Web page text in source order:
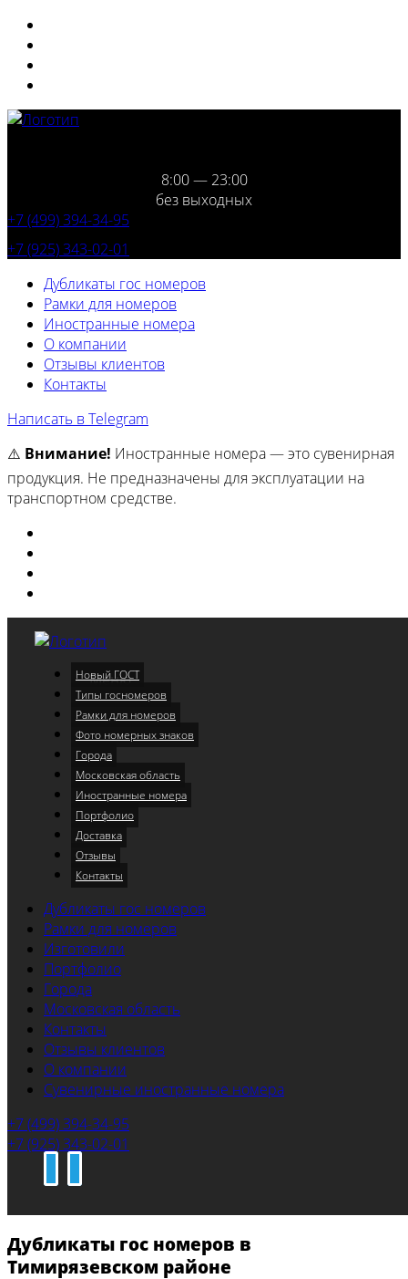
8:00 — 23:00
без выходных
+7 (499) 394-34-95
+7 (925) 343-02-01
Дубликаты гос номеров
Рамки для номеров
Иностранные номера
О компании
Отзывы клиентов
Контакты
Написать в Telegram
⚠️ Внимание! Иностранные номера — это сувенирная
продукция. Не предназначены для эксплуатации на
транспортном средстве.
Меню
Новый ГОСТ
Типы госномеров
Рамки для номеров
Фото номерных знаков
Города
Московская область
Иностранные номера
Портфолио
Доставка
Отзывы
Контакты
Дубликаты гос номеров
Рамки для номеров
Изготовили
Портфолио
Города
Московская область
Контакты
Отзывы клиентов
О компании
Сувенирные иностранные номера
+7 (499) 394-34-95
+7 (925) 343-02-01
Дубликаты гос номеров в
Тимирязевском районе